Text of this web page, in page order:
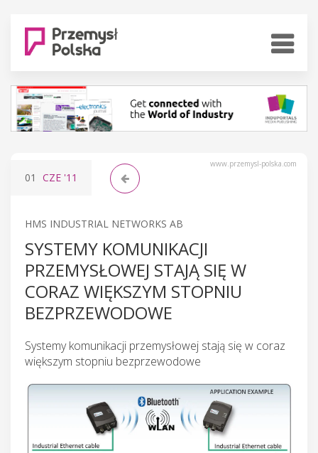
www.przemysl-polska.com
01 CZE '11
HMS INDUSTRIAL NETWORKS AB
SYSTEMY KOMUNIKACJI
PRZEMYSŁOWEJ STAJĄ SIĘ W
CORAZ WIĘKSZYM STOPNIU
BEZPRZEWODOWE
Systemy komunikacji przemysłowej stają się w coraz
większym stopniu bezprzewodowe